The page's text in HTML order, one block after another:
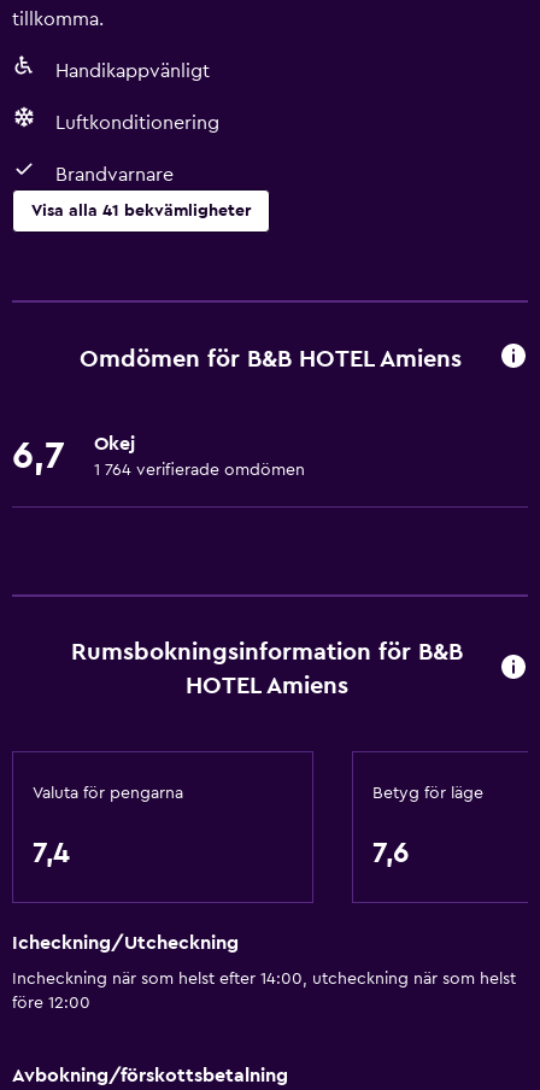
tillkomma.
Handikappvänligt
Luftkonditionering
Brandvarnare
Visa alla 41 bekvämligheter
Rökfria rum tillgängliga
Handikappvänligt
Nås via hiss
Övre våningar nås med hiss
Grundläggande bekvämligheter
Gratis WiFi
Kroppstvål
Handdukar
Luftkonditionering
Brandvarnare
Omdömen för B&B HOTEL Amiens
6,7 Okej
1 764 verifierade omdömen
Rumsbokningsinformation för B&B
HOTEL Amiens
Valuta för pengarna
7,4
Betyg för läge
7,6
Icheckning/Utcheckning
Incheckning när som helst efter 14:00, utcheckning när som helst
före 12:00
Avbokning/förskottsbetalning